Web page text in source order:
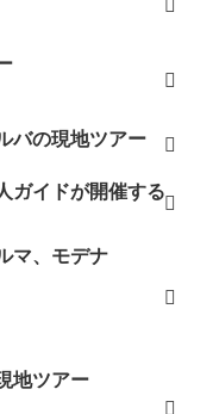
バの現地ツアー
ガイドが開催する
マ、モデナ
地ツアー